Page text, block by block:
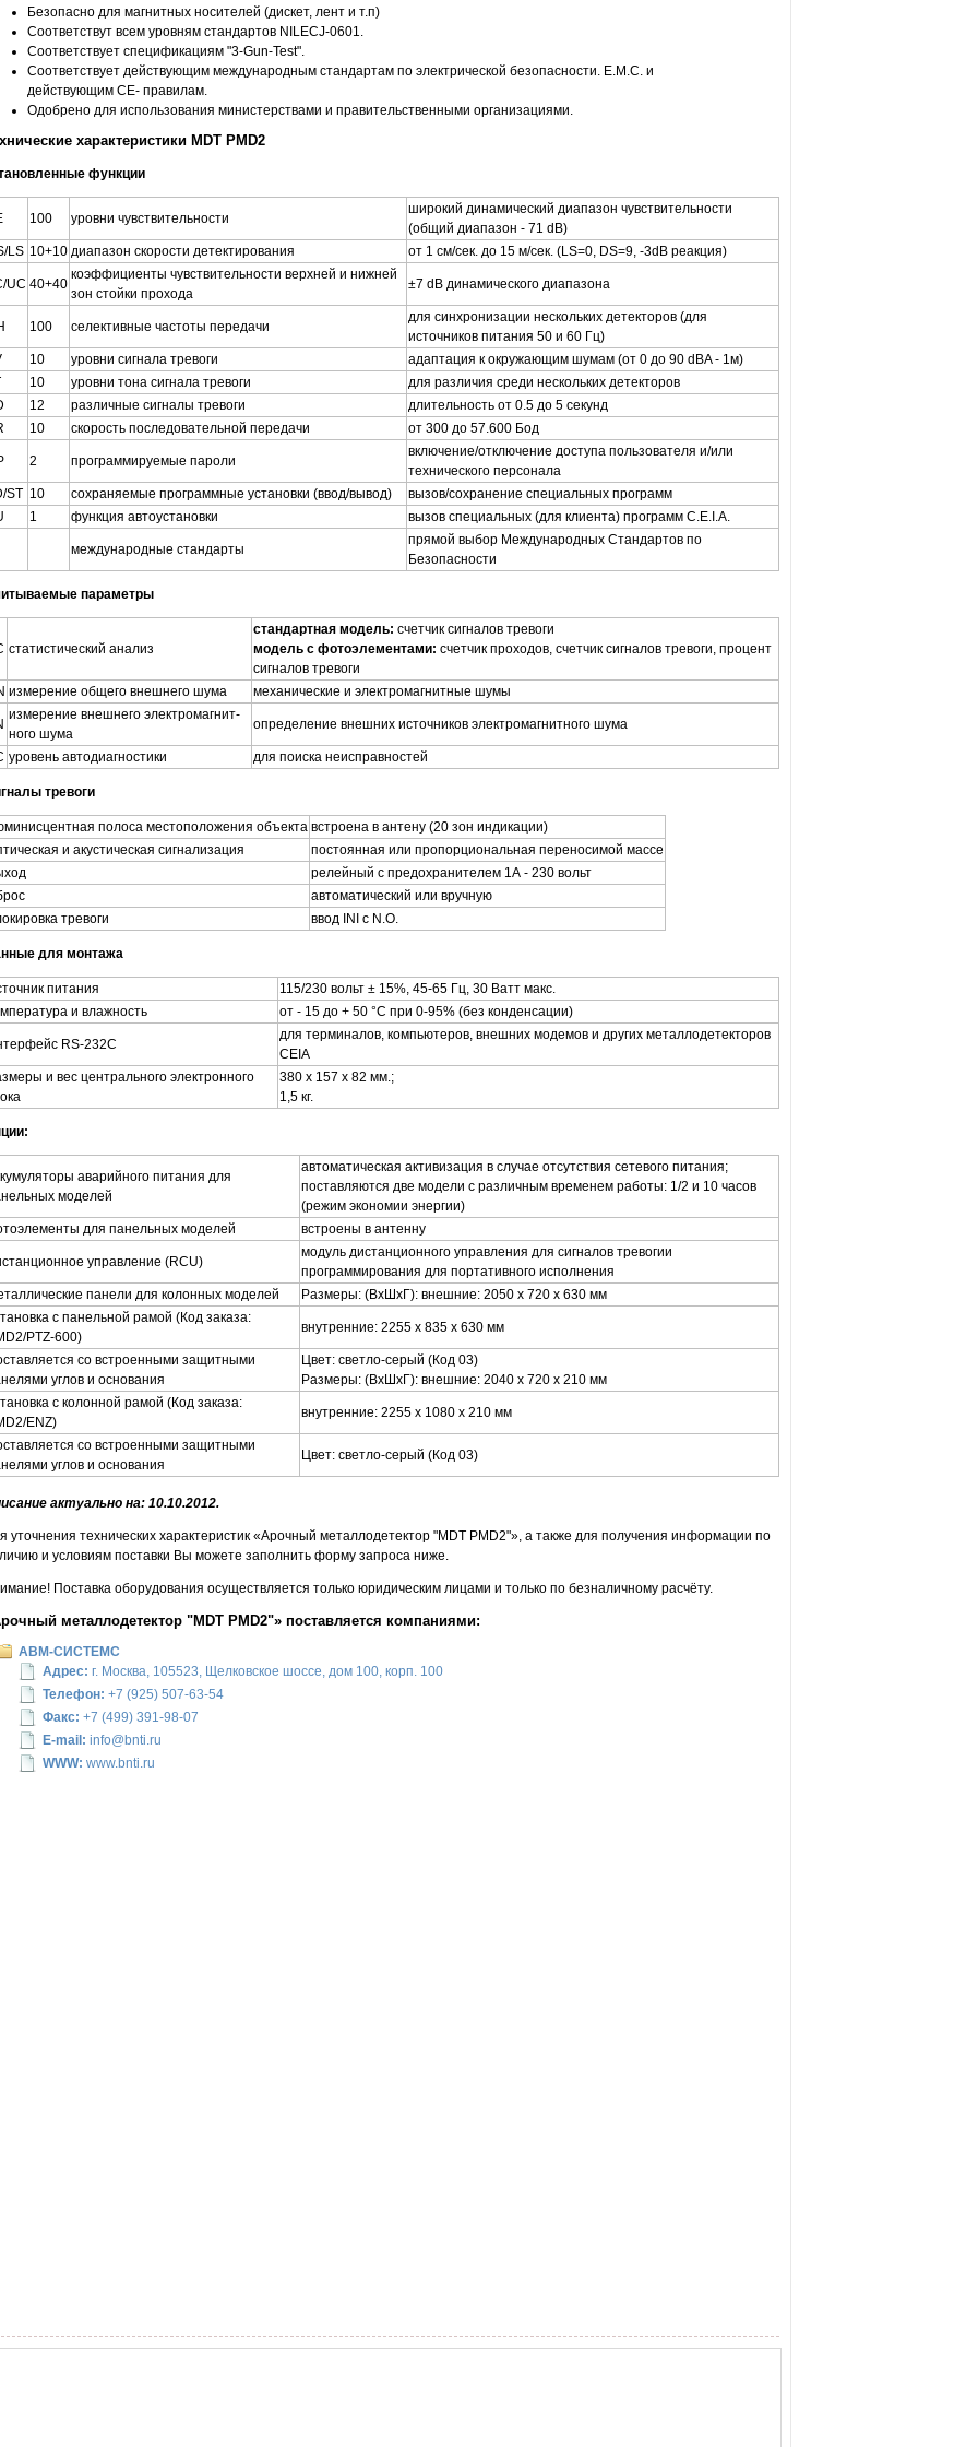
Безопасно для магнитных носителей (дискет, лент и т.п)
Соответствут всем уровням стандартов NILECJ-0601.
Соответствует спецификациям "3-Gun-Test".
Соответствует действующим международным стандартам по электрической безопасности. E.M.C. и
действующим СЕ- правилам.
Одобрено для использования министерствами и правительственными организациями.
характеристики MDT PMD2
функции
100 уровни чувствительности
широкий динамический диапазон чувствительности
(общий диапазон - 71 dB)
LS 10+10 диапазон скорости детектирования от 1 см/сек. до 15 м/сек. (LS=0, DS=9, -3dB реакция)
UC 40+40
коэффициенты чувствительности верхней и нижней
зон стойки прохода
±7 dB динамического диапазона
100 селективные частоты передачи
для синхронизации нескольких детекторов (для
источников питания 50 и 60 Гц)
10 уровни сигнала тревоги
адаптация к окружающим шумам (от 0 до 90 dBA - 1м)
10 уровни тона сигнала тревоги
для различия среди нескольких детекторов
12 различные сигналы тревоги
длительность от 0.5 до 5 секунд
10 скорость последовательной передачи от 300 до 57.600 Бод
2 программируемые пароли
включение/отключение доступа пользователя и/или
технического персонала
ST 10 сохраняемые программные установки (ввод/вывод)
вызов/сохранение специальных программ
1 функция автоустановки вызов специальных (для клиента) программ C.E.I.A.
международные стандарты
прямой выбор Международных Стандартов по
Безопасности
параметры
статистический анализ
стандартная модель: счетчик сигналов тревоги
модель с фотоэлементами: счетчик проходов, счетчик сигналов тревоги, процент
сигналов тревоги
измерение общего внешнего шума механические и электромагнитные шумы
измерение внешнего электромагнит­
ного шума
определение внешних источников электромагнитного шума
уровень автодиагностики для поиска неисправностей
тревоги
полоса местоположения объекта встроена в антену (20 зон индикации)
и акустическая сигнализация
постоянная или пропорциональная переносимой массе
релейный с предохранителем 1А - 230 вольт
автоматический или вручную
тревоги
ввод INI с N.O.
для монтажа
питания
115/230 вольт ± 15%, 45-65 Гц, 30 Ватт макс.
и влажность
от - 15 до + 50 °С при 0-95% (без конденсации)
RS-232C
для терминалов, компьютеров, внешних модемов и других металлодетекторов
CEIA
и вес центрального электронного
380 х 157 х 82 мм.;
1,5 кг.
аварийного питания для
моделей
автоматическая активизация в случае отсутствия сетевого питания;
поставляются две модели с различным временем работы: 1/2 и 10 часов
(режим экономии энергии)
для панельных моделей
встроены в антенну
управление (RCU)
модуль дистанционного управления для сигналов тревогии
программирования для портативного исполнения
панели для колонных моделей
Размеры: (ВхШхГ): внешние: 2050 х 720 х 630 мм
с панельной рамой (Код заказа:
PTZ-600)
внутренние: 2255 х 835 х 630 мм
со встроенными защитными
углов и основания
Цвет: светло-серый (Код 03)
Размеры: (ВхШхГ): внешние: 2040 х 720 х 210 мм
с колонной рамой (Код заказа:
ENZ)
внутренние: 2255 х 1080 х 210 мм
со встроенными защитными
углов и основания
Цвет: светло-серый (Код 03)
актуально на: 10.10.2012.
уточнения технических характеристик «Арочный металлодетектор "MDT PMD2"», а также для получения информации по
и условиям поставки Вы можете заполнить форму запроса ниже.
Поставка оборудования осуществляется только юридическим лицами и только по безналичному расчёту.
металлодетектор "MDT PMD2"» поставляется компаниями:
АВМ-СИСТЕМС
Адрес: г. Москва, 105523, Щелковское шоссе, дом 100, корп. 100
Телефон: +7 (925) 507-63-54
Факс: +7 (499) 391-98-07
E-mail: info@bnti.ru
WWW: www.bnti.ru